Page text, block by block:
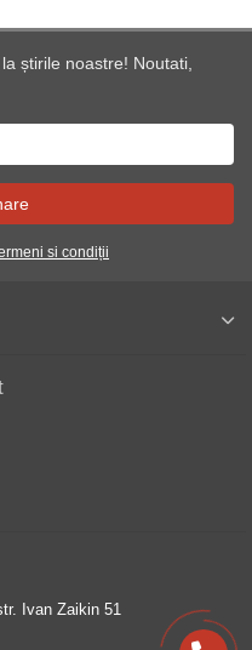
știrile noastre! Noutati,
si condiții
Ivan Zaikin 51